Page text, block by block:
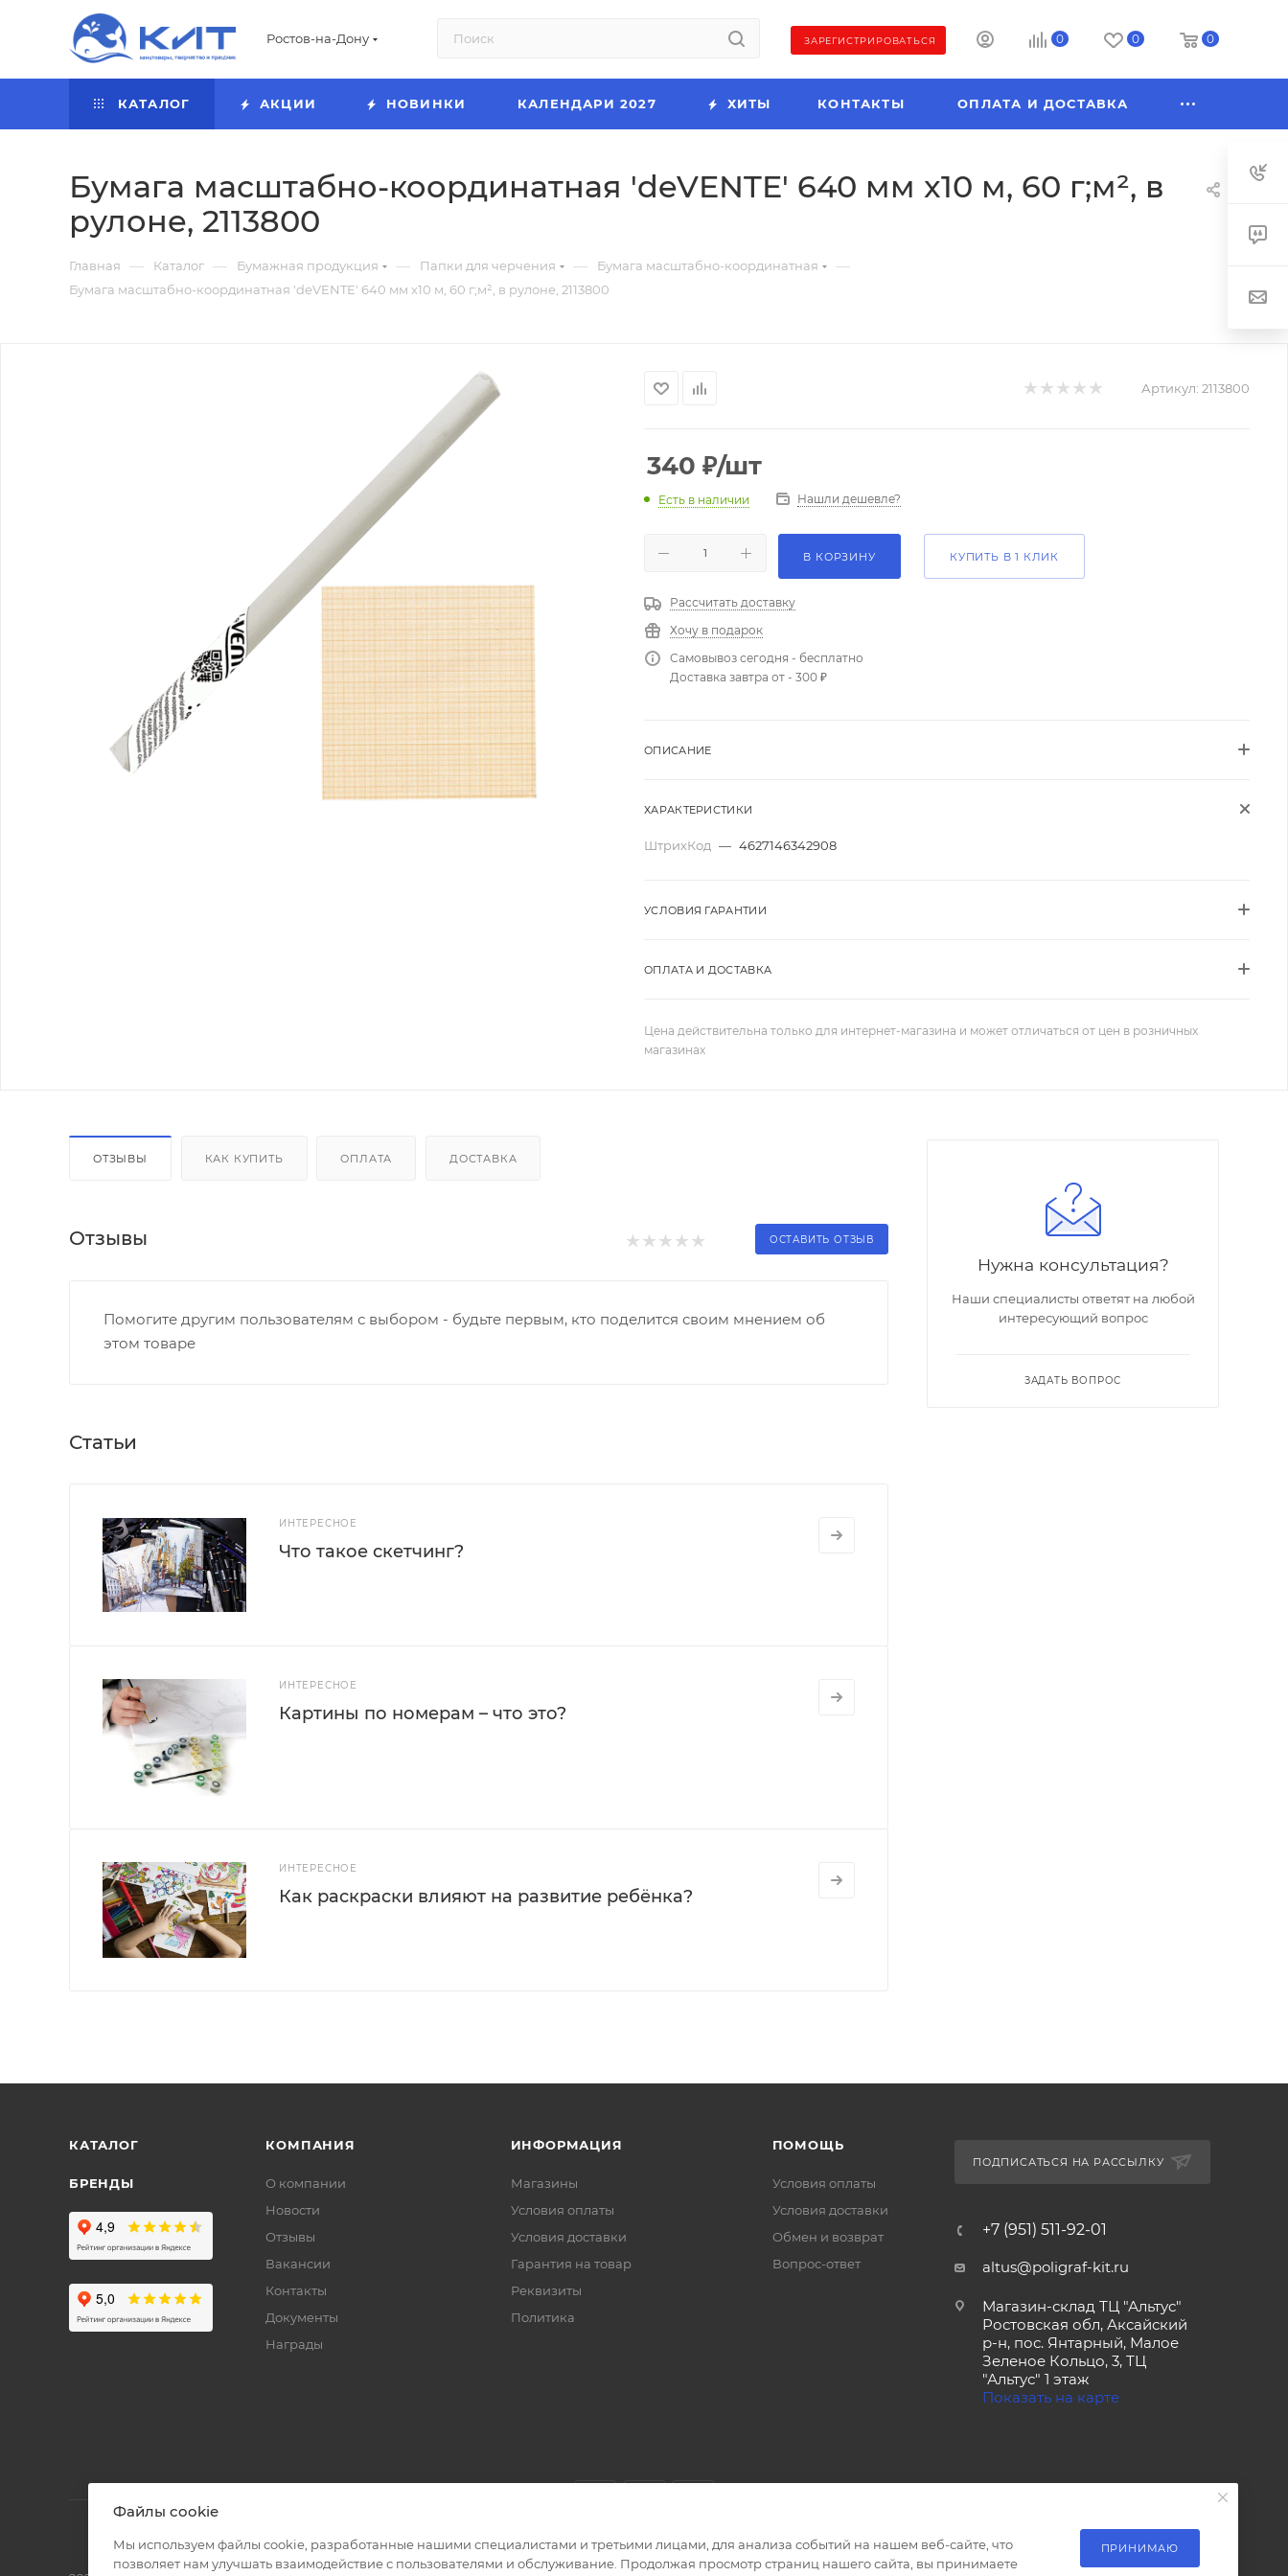
Ростов-на-Дону ЗАРЕГИСТРИРОВАТЬСЯ 0 0 0
КАТАЛОГ АКЦИИ НОВИНКИ КАЛЕНДАРИ 2027 ХИТЫ КОНТАКТЫ ОПЛАТА И ДОСТАВКА
Бумага масштабно-координатная 'deVENTE' 640 мм x10 м, 60 г;м², в
рулоне, 2113800
Главная — Каталог — Бумажная продукция — Папки для черчения — Бумага масштабно-координатная —
Бумага масштабно-координатная 'deVENTE' 640 мм x10 м, 60 г;м², в рулоне, 2113800
Артикул: 2113800
340 ₽/шт
Есть в наличии Нашли дешевле?
В КОРЗИНУ КУПИТЬ В 1 КЛИК
Рассчитать доставку
Хочу в подарок
Самовывоз сегодня - бесплатно
Доставка завтра от - 300 ₽
ОПИСАНИЕ
ХАРАКТЕРИСТИКИ
ШтрихКод — 4627146342908
УСЛОВИЯ ГАРАНТИИ
ОПЛАТА И ДОСТАВКА
Цена действительна только для интернет-магазина и может отличаться от цен в розничных
магазинах
ОТЗЫВЫ КАК КУПИТЬ ОПЛАТА ДОСТАВКА
Отзывы ОСТАВИТЬ ОТЗЫВ
Помогите другим пользователям с выбором - будьте первым, кто поделится своим мнением об
этом товаре
Статьи
ИНТЕРЕСНОЕ
Что такое скетчинг?
ИНТЕРЕСНОЕ
Картины по номерам – что это?
ИНТЕРЕСНОЕ
Как раскраски влияют на развитие ребёнка?
Нужна консультация?
Наши специалисты ответят на любой
интересующий вопрос
ЗАДАТЬ ВОПРОС
КАТАЛОГ
БРЕНДЫ
КОМПАНИЯ
О компании
Новости
Отзывы
Вакансии
Контакты
Документы
Награды
ИНФОРМАЦИЯ
Магазины
Условия оплаты
Условия доставки
Гарантия на товар
Реквизиты
Политика
ПОМОЩЬ
Условия оплаты
Условия доставки
Обмен и возврат
Вопрос-ответ
ПОДПИСАТЬСЯ НА РАССЫЛКУ
+7 (951) 511-92-01
altus@poligraf-kit.ru
Магазин-склад ТЦ "Альтус"
Ростовская обл, Аксайский
р-н, пос. Янтарный, Малое
Зеленое Кольцо, 3, ТЦ
"Альтус" 1 этаж
Показать на карте
Файлы cookie
Мы используем файлы cookie, разработанные нашими специалистами и третьими лицами, для анализа событий на нашем веб-сайте, что
позволяет нам улучшать взаимодействие с пользователями и обслуживание. Продолжая просмотр страниц нашего сайта, вы принимаете
ПРИНИМАЮ